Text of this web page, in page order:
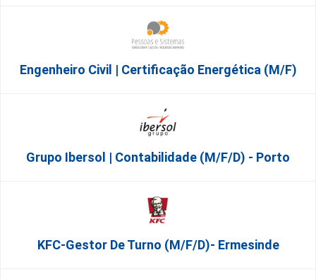
Engenheiro Civil | Certificação Energética (m/f)
Grupo Ibersol | Contabilidade (m/f/d) - Porto
KFC-Gestor De Turno (m/f/d)- Ermesinde